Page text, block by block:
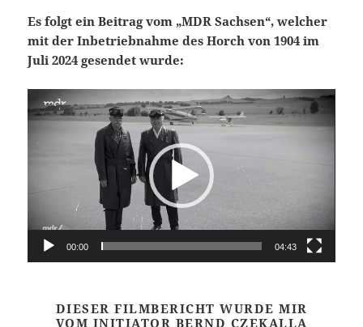
Es folgt ein Beitrag vom „MDR Sachsen“, welcher
mit der Inbetriebnahme des Horch von 1904 im
Juli 2024 gesendet wurde:
Video-
Player
00:00 04:43
DIESER FILMBERICHT WURDE MIR
VOM INITIATOR BERND CZEKALLA